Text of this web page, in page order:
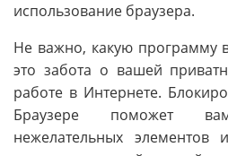
использование браузера.
Не важно, какую программу
это забота о вашей
работе в Интернете.
Браузере поможет
нежелательных элементов